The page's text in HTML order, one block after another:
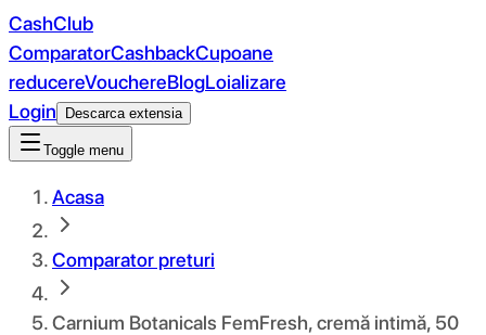
CashClub
ComparatorCashbackCupoane
reducereVouchereBlogLoializare
Login
Descarca extensia
Toggle menu
Acasa
Comparator preturi
Carnium Botanicals FemFresh, cremă intimă, 50